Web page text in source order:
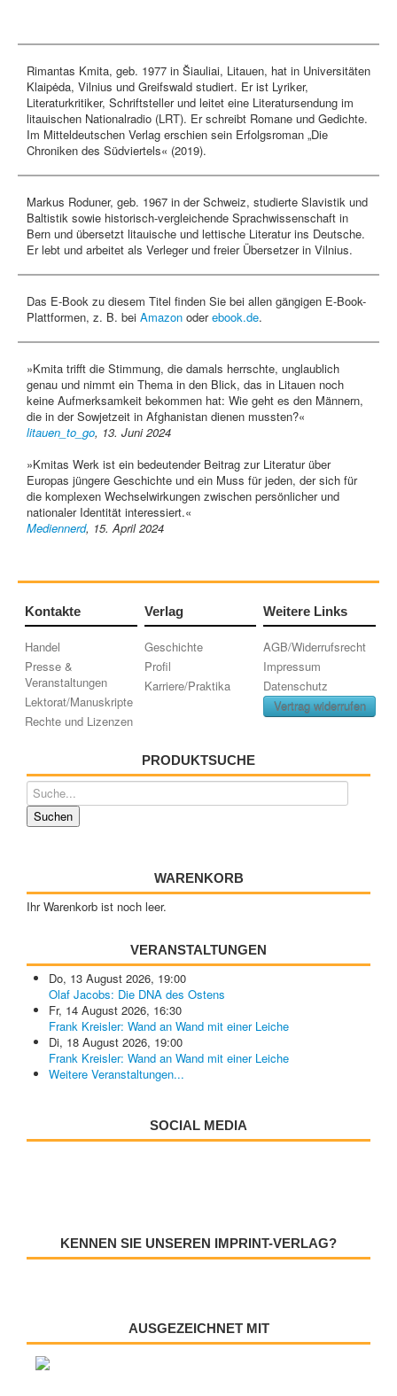
Rimantas Kmita, geb. 1977 in Šiauliai, Litauen, hat in Universitäten
Klaipėda, Vilnius und Greifswald studiert. Er ist Lyriker,
Literaturkritiker, Schriftsteller und leitet eine Literatursendung im
litauischen Nationalradio (LRT). Er schreibt Romane und Gedichte.
Im Mitteldeutschen Verlag erschien sein Erfolgsroman „Die
Chroniken des Südviertels« (2019).
Markus Roduner, geb. 1967 in der Schweiz, studierte Slavistik und
Baltistik sowie historisch-vergleichende Sprachwissenschaft in
Bern und übersetzt litauische und lettische Literatur ins Deutsche.
Er lebt und arbeitet als Verleger und freier Übersetzer in Vilnius.
Das E-Book zu diesem Titel finden Sie bei allen gängigen E-Book-
Plattformen, z. B. bei Amazon oderebook.de.
»Kmita trifft die Stimmung, die damals herrschte, unglaublich
genau und nimmt ein Thema in den Blick, das in Litauen noch
keine Aufmerksamkeit bekommen hat: Wie geht es den Männern,
die in der Sowjetzeit in Afghanistan dienen mussten?«
litauen_to_go, 13. Juni 2024
»Kmitas Werk ist ein bedeutender Beitrag zur Literatur über
Europas jüngere Geschichte und ein Muss für jeden, der sich für
die komplexen Wechselwirkungen zwischen persönlicher und
nationaler Identität interessiert.«
Mediennerd, 15. April 2024
Kontakte
Handel
Presse &
Veranstaltungen
Lektorat/Manuskripte
Rechte und Lizenzen
Verlag
Geschichte
Profil
Karriere/Praktika
Weitere Links
AGB/Widerrufsrecht
Impressum
Datenschutz
Vertrag widerrufen
PRODUKTSUCHE
WARENKORB
Ihr Warenkorb ist noch leer.
VERANSTALTUNGEN
Do, 13 August 2026, 19:00
Olaf Jacobs: Die DNA des Ostens
Fr, 14 August 2026, 16:30
Frank Kreisler: Wand an Wand mit einer Leiche
Di, 18 August 2026, 19:00
Frank Kreisler: Wand an Wand mit einer Leiche
Weitere Veranstaltungen...
SOCIAL MEDIA
KENNEN SIE UNSEREN IMPRINT-VERLAG?
AUSGEZEICHNET MIT